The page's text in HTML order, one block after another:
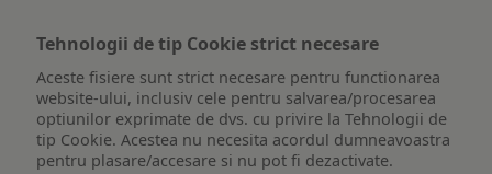
Tehnologii de tip Cookie strict necesare
Aceste fisiere sunt strict necesare pentru functionarea
website-ului, inclusiv cele pentru salvarea/procesarea
optiunilor exprimate de dvs. cu privire la Tehnologii de
tip Cookie. Acestea nu necesita acordul dumneavoastra
pentru plasare/accesare si nu pot fi dezactivate.